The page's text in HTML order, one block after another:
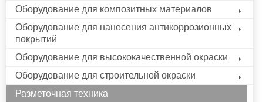
Оборудование для композитных материалов
Оборудование для нанесения антикоррозионных
покрытий
Оборудование для высококачественной окраски
Оборудование для строительной окраски
Разметочная техника